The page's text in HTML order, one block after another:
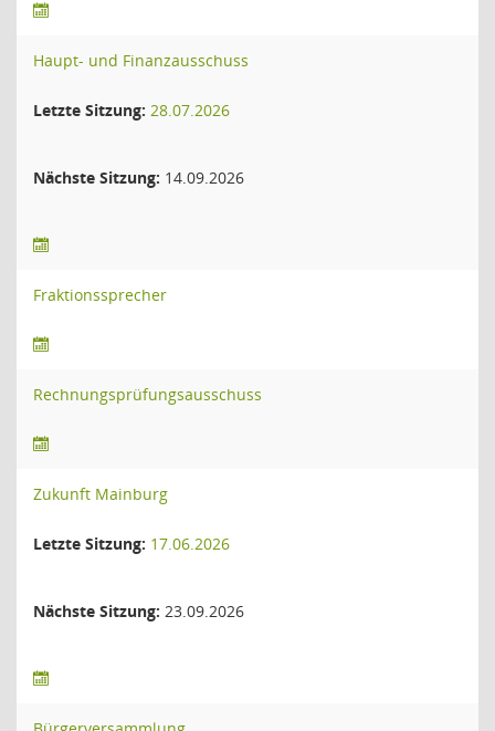
Haupt- und Finanzausschuss
Letzte Sitzung: 28.07.2026
Nächste Sitzung: 14.09.2026
Fraktionssprecher
Rechnungsprüfungsausschuss
Zukunft Mainburg
Letzte Sitzung: 17.06.2026
Nächste Sitzung: 23.09.2026